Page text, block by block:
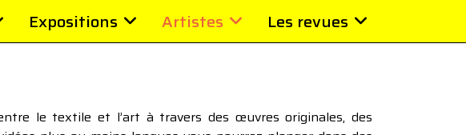
Expositions Artistes Les revues
le textile et l’art à travers des œuvres originales, des